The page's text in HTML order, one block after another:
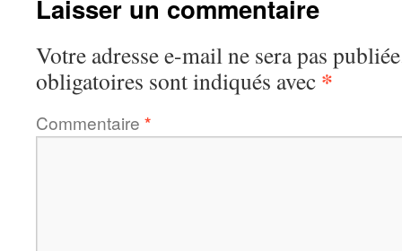
Laisser un commentaire
Votre adresse e-mail ne sera pas
obligatoires sont indiqués avec *
Commentaire *